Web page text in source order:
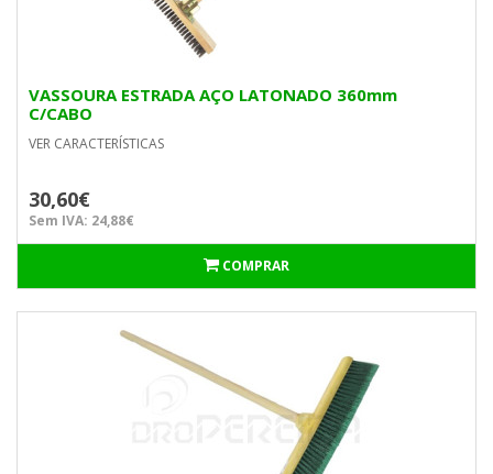
VASSOURA ESTRADA AÇO LATONADO 360mm
C/CABO
VER CARACTERÍSTICAS
30,60€
Sem IVA: 24,88€
COMPRAR